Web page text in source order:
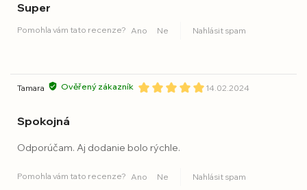
Super
Pomohla vám tato recenze? Ano Ne Nahlásit spam
Tamara Ověřený zákazník 14.02.2024
Spokojná
Odporúčam. Aj dodanie bolo rýchle.
Pomohla vám tato recenze? Ano Ne Nahlásit spam